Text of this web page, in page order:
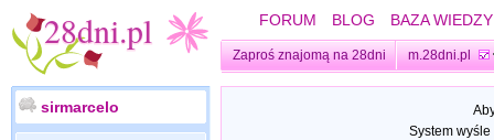
FORUM BLOG BAZA WIEDZY
Zaproś znajomą na 28dni m.28dni.pl
sirmarcelo
System